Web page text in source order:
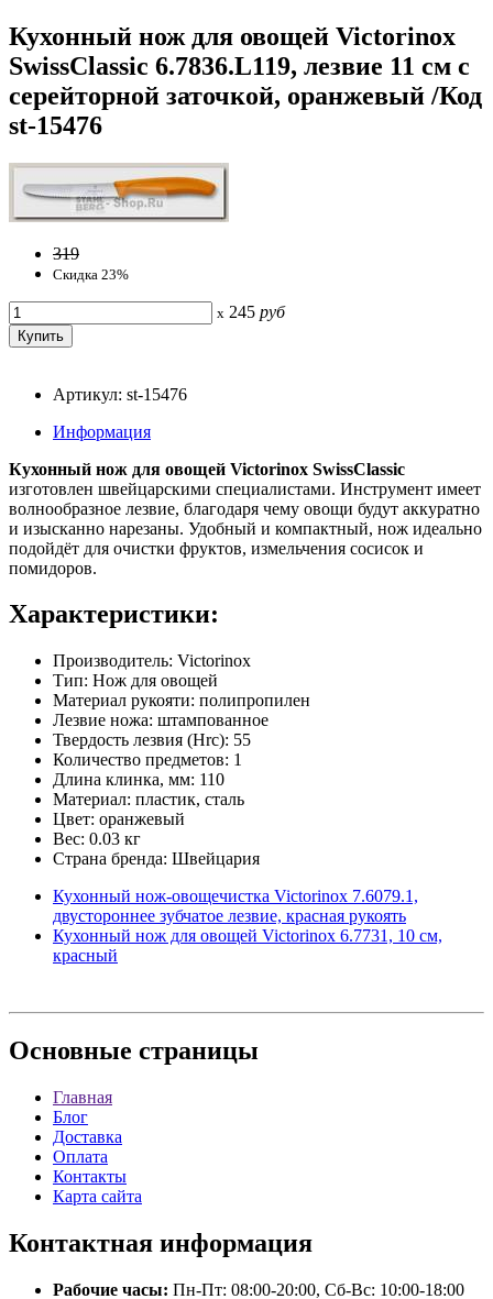
Кухонный нож для овощей Victorinox
SwissClassic 6.7836.L119, лезвие 11 см с
серейторной заточкой, оранжевый /Код
st-15476
319
Скидка 23%
x 245 руб
Артикул: st-15476
Информация
Кухонный нож для овощей Victorinox SwissClassic
изготовлен швейцарскими специалистами. Инструмент имеет
волнообразное лезвие, благодаря чему овощи будут аккуратно
и изысканно нарезаны. Удобный и компактный, нож идеально
подойдёт для очистки фруктов, измельчения сосисок и
помидоров.
Характеристики:
Производитель: Victorinox
Тип: Нож для овощей
Материал рукояти: полипропилен
Лезвие ножа: штампованное
Твердость лезвия (Hrc): 55
Количество предметов: 1
Длина клинка, мм: 110
Материал: пластик, сталь
Цвет: оранжевый
Вес: 0.03 кг
Страна бренда: Швейцария
Кухонный нож-овощечистка Victorinox 7.6079.1,
двустороннее зубчатое лезвие, красная рукоять
Кухонный нож для овощей Victorinox 6.7731, 10 см,
красный
Основные страницы
Главная
Блог
Доставка
Оплата
Контакты
Карта сайта
Контактная информация
Рабочие часы: Пн-Пт: 08:00-20:00, Сб-Вс: 10:00-18:00